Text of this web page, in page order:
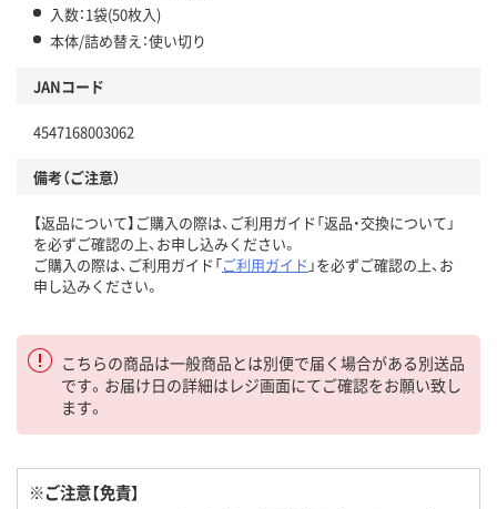
入数：1袋(50枚入)
本体/詰め替え：使い切り
JANコード
4547168003062
備考（ご注意）
【返品について】ご購入の際は、ご利用ガイド「返品・交換について」
を必ずご確認の上、お申し込みください。
ご購入の際は、ご利用ガイド「ご利用ガイド 」を必ずご確認の上、お
申し込みください。
こちらの商品は一般商品とは別便で届く場合がある別送品
です。お届け日の詳細はレジ画面にてご確認をお願い致し
ます。
※ご注意【免責】